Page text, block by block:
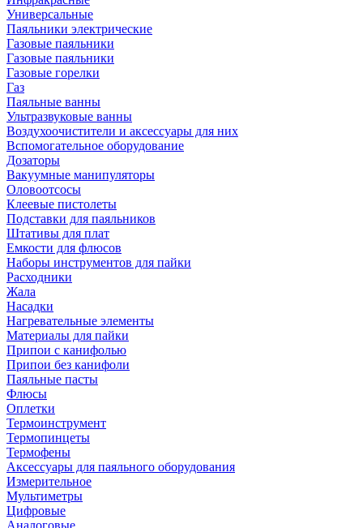
Универсальные
Паяльники электрические
Газовые паяльники
Газовые паяльники
Газовые горелки
Газ
Паяльные ванны
Ультразвуковые ванны
Воздухоочистители и аксессуары для них
Вспомогательное оборудование
Дозаторы
Вакуумные манипуляторы
Оловоотсосы
Клеевые пистолеты
Подставки для паяльников
Штативы для плат
Емкости для флюсов
Наборы инструментов для пайки
Расходники
Жала
Насадки
Нагревательные элементы
Материалы для пайки
Припои с канифолью
Припои без канифоли
Паяльные пасты
Флюсы
Оплетки
Термоинструмент
Термопинцеты
Термофены
Аксессуары для паяльного оборудования
Измерительное
Мультиметры
Цифровые
Аналоговые